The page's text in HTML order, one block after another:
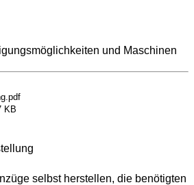
und Maschinen
KB
selbst herstellen, die benötigten